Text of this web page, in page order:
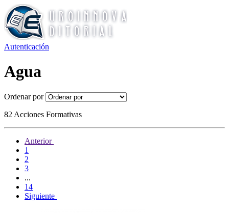
Autenticación
Agua
Ordenar por
82 Acciones Formativas
Anterior
1
2
3
...
14
Siguiente